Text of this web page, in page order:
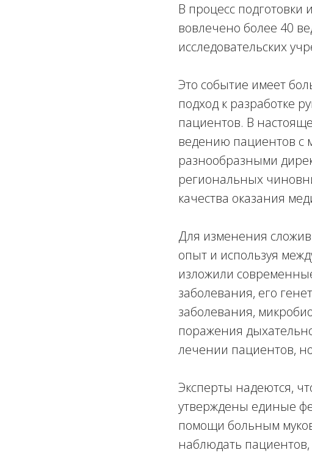
В процесс подготовки
вовлечено более 40
исследовательских
Это событие имеет
подход к разработке
пациентов. В
ведению пациентов с
разнообразными
региональных
качества оказания
Для изменения
опыт и используя
изложили
заболевания, его
заболевания,
поражения
лечении пациентов,
Эксперты надеются,
утверждены единые
помощи больным
наблюдать